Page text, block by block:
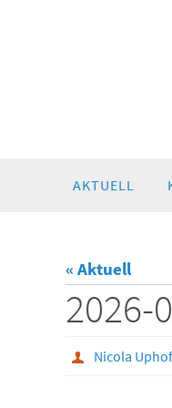
AKTUELL
« Aktuell
2026-
Nicola